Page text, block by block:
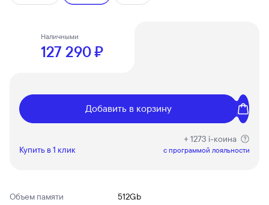
Наличными
127 290 ₽
Добавить в корзину
Купить в 1 клик
+ 1273 i-коина
c программой лояльности
Объем памяти
512Gb